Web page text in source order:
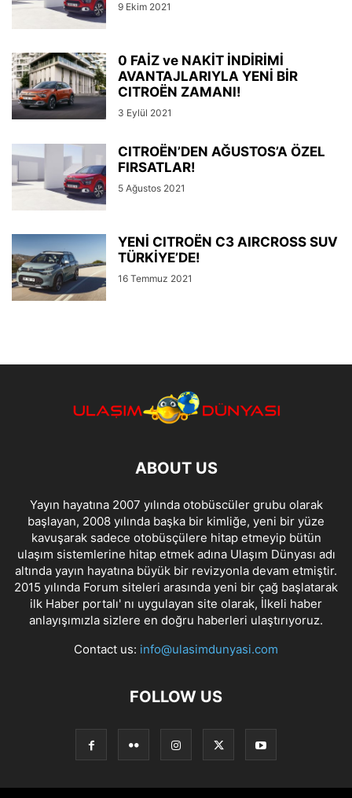
9 Ekim 2021
0 FAİZ ve NAKİT İNDİRİMİ
AVANTAJLARIYLA YENİ BİR
CITROËN ZAMANI!
3 Eylül 2021
CITROËN’DEN AĞUSTOS’A ÖZEL
FIRSATLAR!
5 Ağustos 2021
YENİ CITROËN C3 AIRCROSS SUV
TÜRKİYE’DE!
16 Temmuz 2021
ABOUT US
Yayın hayatına 2007 yılında otobüscüler grubu olarak
başlayan, 2008 yılında başka bir kimliğe, yeni bir yüze
kavuşarak sadece otobüsçülere hitap etmeyip bütün
ulaşım sistemlerine hitap etmek adına Ulaşım Dünyası adı
altında yayın hayatına büyük bir revizyonla devam etmiştir.
2015 yılında Forum siteleri arasında yeni bir çağ başlatarak
ilk Haber portalı' nı uygulayan site olarak, İlkeli haber
anlayışımızla sizlere en doğru haberleri ulaştırıyoruz.
Contact us: info@ulasimdunyasi.com
FOLLOW US